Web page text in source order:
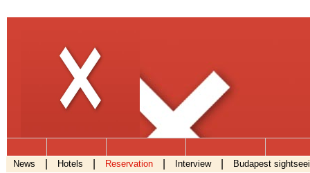
.
News Hotels Reservation Interview Budapest